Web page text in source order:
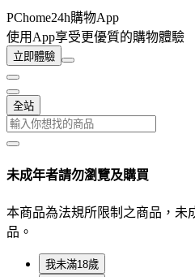
PChome24h購物App
使用App享受更優質的購物體驗
立即體驗
全站
未成年者請勿瀏覽及購買
本商品為法規所限制之商品，未
品。
我未滿18歲